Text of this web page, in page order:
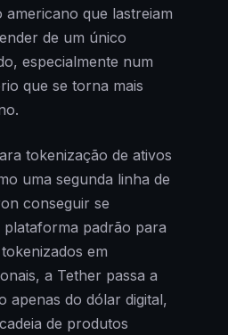
que lastreiam
de um único
especialmente num
que se torna mais
tokenização de ativos
uma segunda linha de
conseguir se
padrão para
em
a Tether passa a
apenas do dólar digital,
de produtos